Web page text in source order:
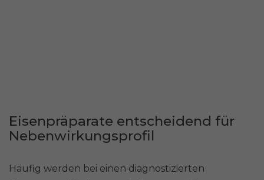
Eisenpräparate entscheidend für
Nebenwirkungsprofil
Häufig werden bei einen diagnostizierten